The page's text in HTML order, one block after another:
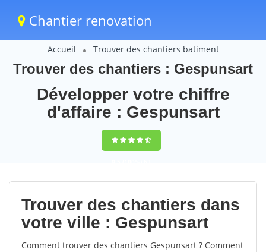
Chantier renovation
Accueil Trouver des chantiers batiment
Trouver des chantiers : Gespunsart
Développer votre chiffre
d'affaire : Gespunsart
9,5(100%)63
votes
Trouver des chantiers dans
votre ville : Gespunsart
Comment trouver des chantiers Gespunsart ? Comment